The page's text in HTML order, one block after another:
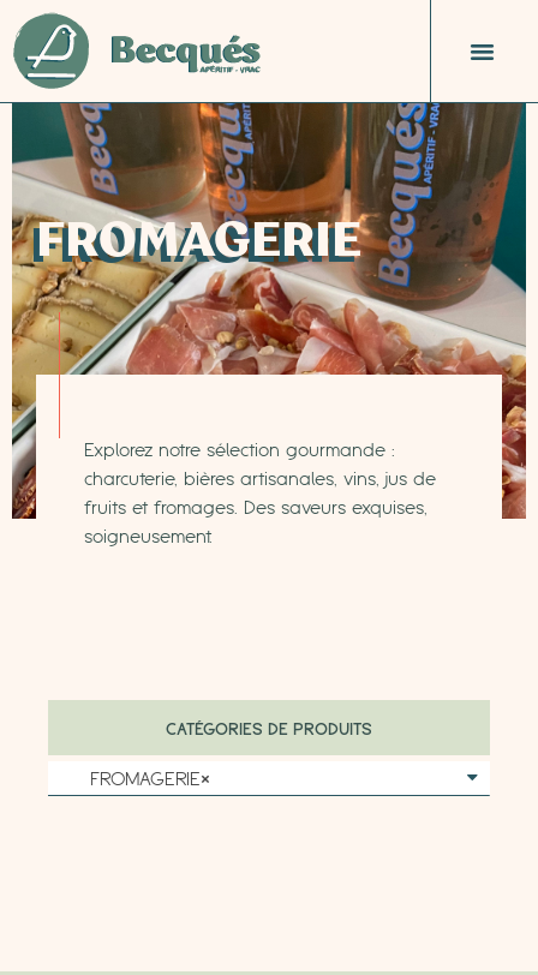
FROMAGERIE
Explorez notre sélection gourmande :
charcuterie, bières artisanales, vins, jus de
fruits et fromages. Des saveurs exquises,
soigneusement.
CATÉGORIES DE PRODUITS
×
FROMAGERIE